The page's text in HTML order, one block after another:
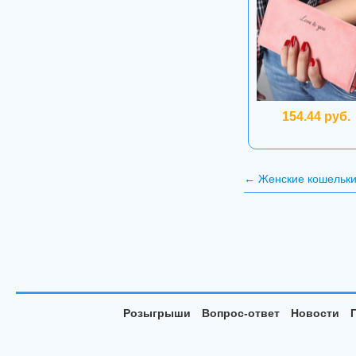
154.44 руб.
← Женские
Розыгрыши Вопрос-ответ Новости